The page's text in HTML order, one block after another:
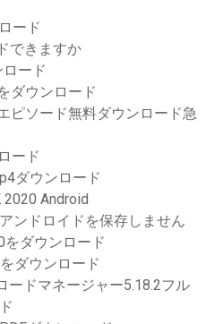
ード
できますか
ード
ダウンロード
ピソード無料ダウンロード急
ード
ダウンロード
Android
ンドロイドを保存しません
ダウンロード
ダウンロード
ードマネージャー5.18.2フル